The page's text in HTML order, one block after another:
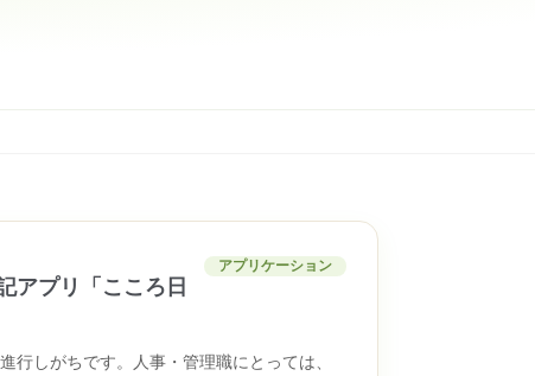
アプリケーション
アプリ「こころ日
行しがちです。人事・管理職にとっては、